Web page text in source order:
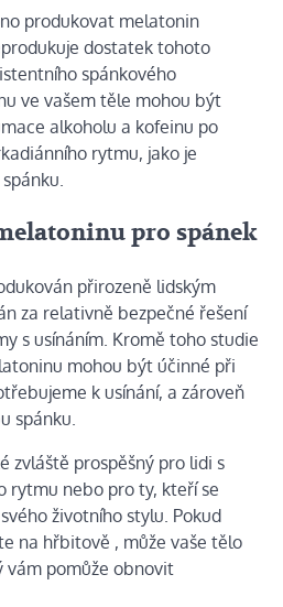
produkovat melatonin
dostatek tohoto
spánkového
ve vašem těle mohou být
alkoholu a kofeinu po
rytmu, jako je
pro spánek
přirozeně lidským
za relativně bezpečné řešení
s usínáním. Kromě toho studie
mohou být účinné při
k usínání, a zároveň
spánku.
zvláště prospěšný pro lidi s
rytmu nebo pro ty, kteří se
životního stylu. Pokud
na hřbitově , může vaše tělo
pomůže obnovit